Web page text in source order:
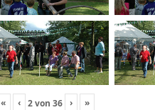
« ‹ 2von 36 › »